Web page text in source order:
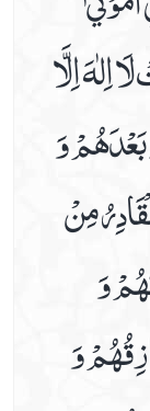
اِلٰهَ اِلَّا
وَ
مِنْ
وَ
وَ